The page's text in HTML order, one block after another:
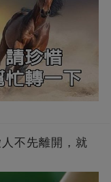
不先離開，就